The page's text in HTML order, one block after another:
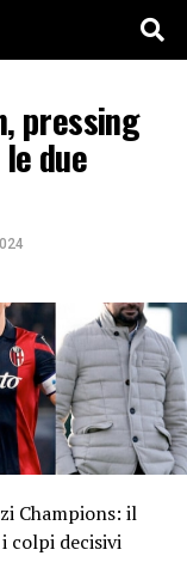
pressing
due
Champions: il
colpi decisivi